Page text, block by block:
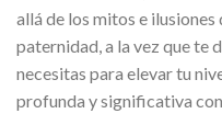
allá de los mitos e
paternidad, a la vez que te
necesitas para elevar tu
profunda y significativa